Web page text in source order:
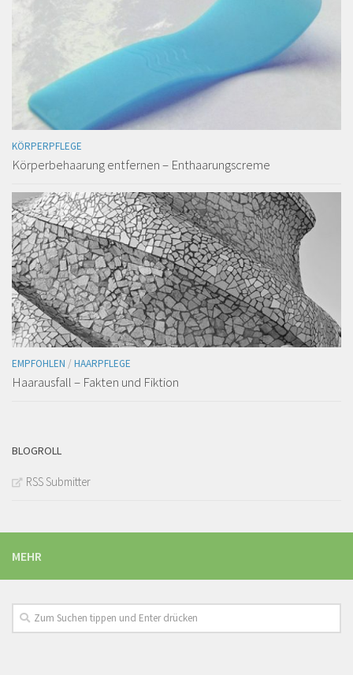
KÖRPERPFLEGE
Körperbehaarung entfernen – Enthaarungscreme
EMPFOHLEN / HAARPFLEGE
Haarausfall – Fakten und Fiktion
BLOGROLL
RSS Submitter
MEHR